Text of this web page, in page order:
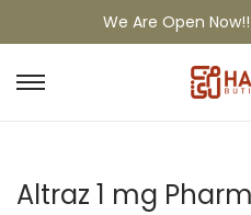
We Are Open Now!!
Altraz 1 mg